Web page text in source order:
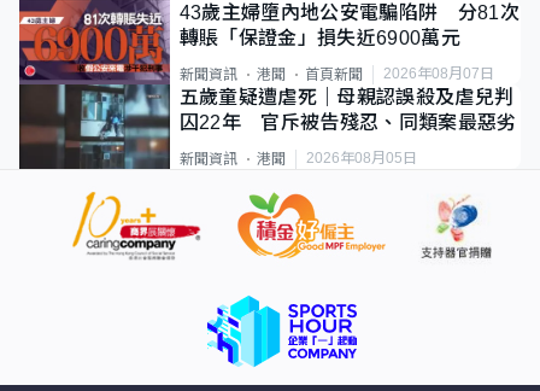
43歲主婦墮內地公安電騙陷阱 分81次
轉賬「保證金」損失近6900萬元
新聞資訊 港聞 首頁新聞 2026年08月07日
五歲童疑遭虐死｜母親認誤殺及虐兒判
囚22年 官斥被告殘忍、同類案最惡劣
新聞資訊 港聞 2026年08月05日